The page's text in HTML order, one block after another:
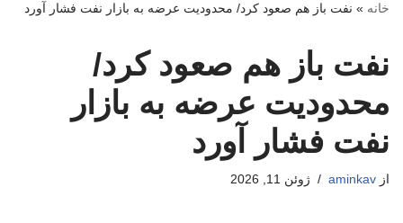
خانه » نفت باز هم صعود کرد/ محدودیت عرضه به بازار نفت فشار آورد
نفت باز هم صعود کرد/
محدودیت عرضه به بازار
نفت فشار آورد
از aminkav ژوئن 11, 2026